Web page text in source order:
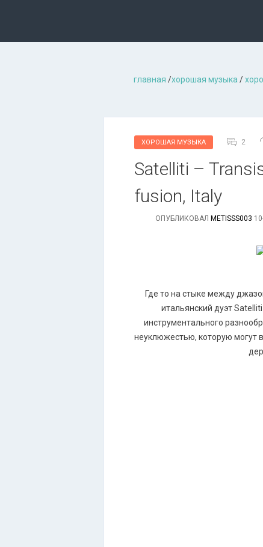
главная /хорошая музыкa /
ХОРОШАЯ МУЗЫКА 2
Satelliti –
fusion, Italy
ОПУБЛИКОВАЛ METISSS003
Где то на стыке между
итальянский дуэт
инструментального
неуклюжестью, которую могут